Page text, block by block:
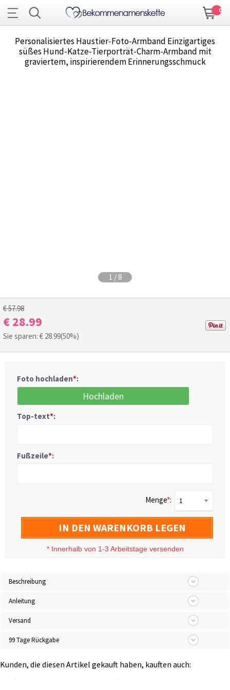
0
Personalisiertes Haustier-Foto-Armband Einzigartiges
süßes Hund-Katze-Tierporträt-Charm-Armband mit
graviertem, inspirierendem Erinnerungsschmuck
1 / 8
€ 57.98
€ 28.99
Sie sparen: € 28.99(50%)
Foto hochladen*:
Hochladen
Top-text*:
Fußzeile*:
Menge*: 1
IN DEN WARENKORB LEGEN
* Innerhalb von 1-3 Arbeitstage versenden
Beschreibung
Anleitung
Versand
99 Tage Rückgabe
Kunden, die diesen Artikel gekauft haben, kauften auch: